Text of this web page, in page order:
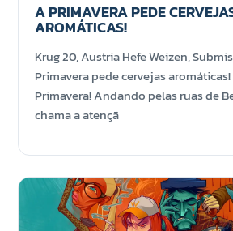
A PRIMAVERA PEDE
AROMÁTICAS!
Krug 20, Austria Hefe Weizen,
Primavera pede cervejas
Primavera! Andando pelas ruas de
chama a atençã